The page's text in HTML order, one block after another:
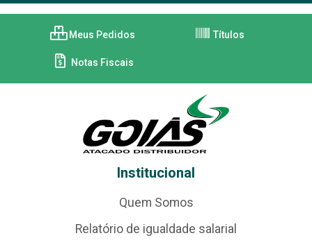
Meus Pedidos Títulos
Notas Fiscais
Institucional
Quem Somos
Relatório de igualdade salarial